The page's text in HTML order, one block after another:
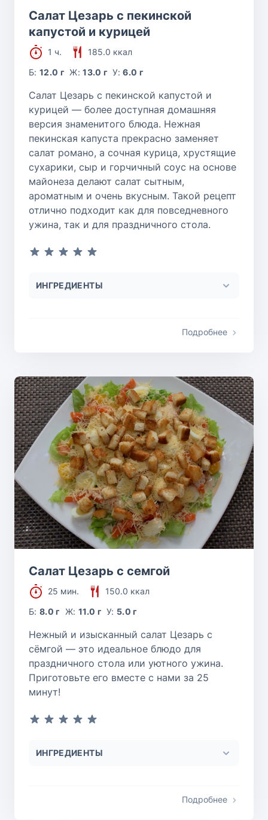
Салат Цезарь с пекинской
капустой и курицей
1 ч.
185.0 ккал
Б:12.0 г Ж:13.0 г У:6.0 г
Салат Цезарь с пекинской капустой и
курицей — более доступная домашняя
версия знаменитого блюда. Нежная
пекинская капуста прекрасно заменяет
салат романо, а сочная курица, хрустящие
сухарики, сыр и горчичный соус на основе
майонеза делают салат сытным,
ароматным и очень вкусным. Такой рецепт
отлично подходит как для повседневного
ужина, так и для праздничного стола.
ИНГРЕДИЕНТЫ
Подробнее
Салат Цезарь с семгой
25 мин.
150.0 ккал
Б:8.0 г Ж: 11.0 г У: 5.0 г
Нежный и изысканный салат Цезарь с
сёмгой — это идеальное блюдо для
праздничного стола или уютного ужина.
Приготовьте его вместе с нами за 25
минут!
ИНГРЕДИЕНТЫ
Подробнее